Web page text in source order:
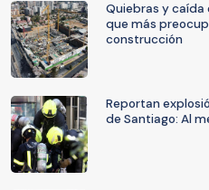
Quiebras y caída
que más
construcción
Reportan
de Santiago: Al